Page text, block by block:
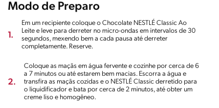
Modo de Preparo
1.
Em um recipiente coloque o Chocolate NESTLÉ Classic Ao
Leite e leve para derreter no micro-ondas em intervalos de 30
segundos, mexendo bem a cada pausa até derreter
completamente. Reserve.
2.
Coloque as maçãs em água fervente e cozinhe por cerca de 6
a 7 minutos ou até estarem bem macias. Escorra a água e
transfira as maçãs cozidas e o NESTLÉ Classic derretido para
o liquidificador e bata por cerca de 2 minutos, até obter um
creme liso e homogêneo.